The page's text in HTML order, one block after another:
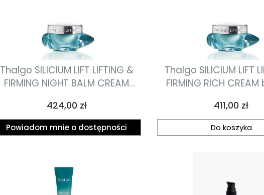
Thalgo SILICIUM LIFT LIFTING &
FIRMING NIGHT BALM CREAM
na noc 50ml
Cena
424,00 zł
Powiadom mnie o dostępności
Thalgo SILICIUM LIFT
FIRMING RICH
50ml
Cena
411,00 zł
Do koszyka